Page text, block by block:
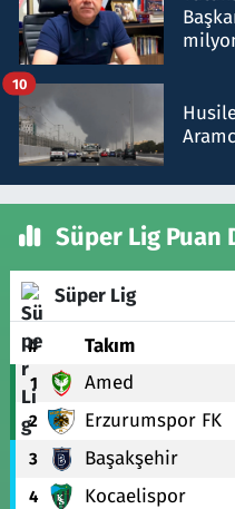
10
Süper Lig Puan
Süper Lig
# Takım
1 Amed
2 Erzurumspor FK
3 Başakşehir
4 Kocaelispor